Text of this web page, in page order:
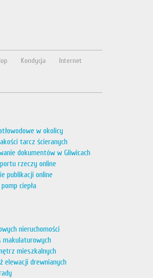
Kondycja Internet
w okolicy
tarcz ścieranych
dokumentów w Gliwicach
rzeczy online
publikacji online
ciepła
nieruchomości
makulaturowych
mieszkalnych
elewacji drewnianych